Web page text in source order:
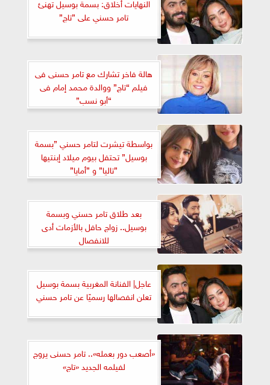
تامر حسني على ”تاج”
هالة فاخر تشارك مع تامر حسنى فى
فيلم “تاج” ووالدة محمد إمام فى
“أبو نسب”
بواسطة تيشرت لتامر حسني ”بسمة
بوسيل” تحتفل بيوم ميلاد إبنتيها
”تاليا” و ”أمايا”
بعد طلاق تامر حسني وبسمة
بوسيل.. زواج حافل بالأزمات أدى
للانفصال
عاجل| الفنانة المغربية بسمة بوسيل
تعلن انفصالها رسميًا عن تامر حسني
«أصعب دور بعمله».. تامر حسنى يروج
لفيلمه الجديد «تاج»